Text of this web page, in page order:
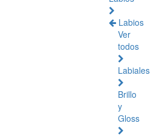
Labios
Ver
todos
Labiales
Brillo
y
Gloss